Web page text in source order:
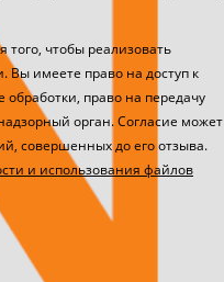
того, чтобы реализовать
Вы имеете право на доступ к
право на передачу
орган. Согласие может
совершенных до его отзыва.
и использования файлов